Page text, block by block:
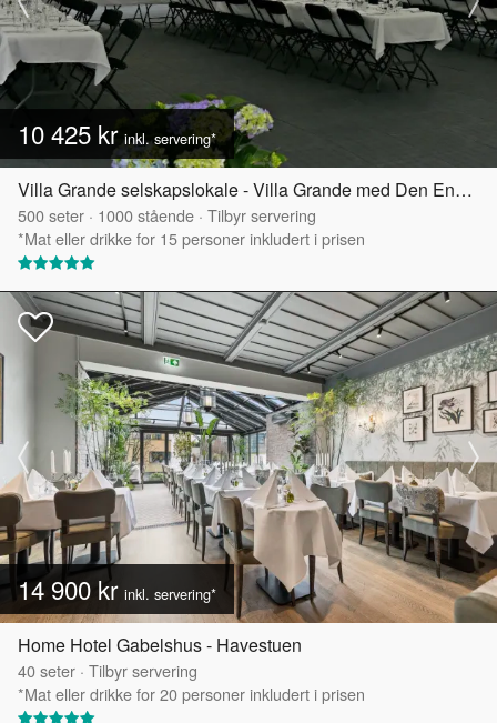
10 425 krinkl. servering*
Villa Grande selskapslokale - Villa Grande med Den Engelske Hagen
500seter · 1000stående · Tilbyr servering
*Mat eller drikke for 15 personer inkludert i prisen
14 900 kr inkl. servering*
Home Hotel Gabelshus - Havestuen
40seter · Tilbyr servering
*Mat eller drikke for 20 personer inkludert i prisen